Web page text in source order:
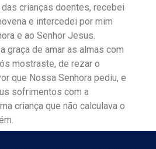
das crianças doentes, recebei
e intercedei por mim
e ao Senhor Jesus.
graça de amar as almas com
mostraste, de rezar o
que Nossa Senhora pediu, e
sofrimentos com a
criança que não calculava o